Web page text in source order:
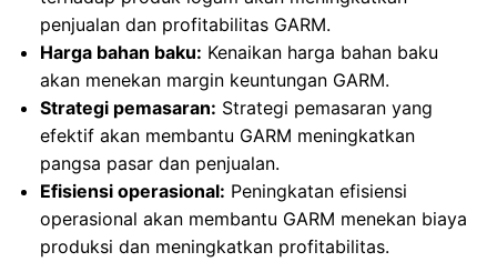
penjualan dan profitabilitas GARM.
Harga bahan baku: Kenaikan harga bahan baku
akan menekan margin keuntungan GARM.
Strategi pemasaran: Strategi pemasaran yang
efektif akan membantu GARM meningkatkan
pangsa pasar dan penjualan.
Efisiensi operasional: Peningkatan efisiensi
operasional akan membantu GARM menekan biaya
produksi dan meningkatkan profitabilitas.